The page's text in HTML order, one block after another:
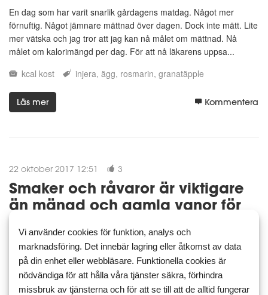
En dag som har varit snarlik gårdagens matdag. Något mer
förnuftig. Något jämnare mättnad över dagen. Dock inte mätt. Lite
mer vätska och jag tror att jag kan nå målet om mättnad. Nå
målet om kalorimängd per dag. För att nå läkarens uppsa...
kcal kost injera ägg rosmarin granatäpple
Läs mer Kommentera
22 oktober 2017 12:51 3
Smaker och råvaror är viktigare
än mängd och gamla vanor för
För att göra dietandet enklare bestämde jag mig för att spalta upp
smaker jag gillar. Vad som gör maträtter jag gillar omtyckta av just
mig. Det handlar för mig om smaker mer än koncistens, färg och
form. För att känna tillfredställelse i en...
Vi använder cookies för funktion, analys och
marknadsföring. Det innebär lagring eller åtkomst av data
på din enhet eller webbläsare. Funktionella cookies är
nödvändiga för att hålla våra tjänster säkra, förhindra
missbruk av tjänsterna och för att se till att de alltid fungerar